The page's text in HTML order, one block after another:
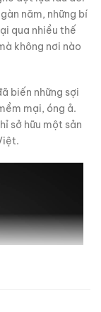
năm, những bí
qua nhiều thế
không nơi nào
biến những sợi
mại, óng ả.
sở hữu một sản